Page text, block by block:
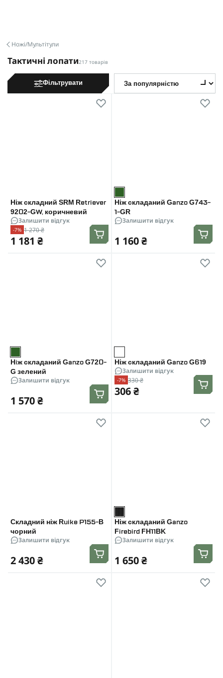
Ножі/Мультітули
Тактичні лопати217 товарів
Фільтрувати
Ніж складний SRM Retriever
9202-GW, коричневий
Залишити відгук
-7% 1 270 ₴
1 181 ₴
Ніж складаний Ganzo G743-
1-GR
Залишити відгук
1 160 ₴
Нiж складаний Ganzo G720-
G зелений
Залишити відгук
1 570 ₴
Ніж складаний Ganzo G619
Залишити відгук
-7% 330 ₴
306 ₴
Складний ніж Ruike P155-B
чорний
Залишити відгук
2 430 ₴
Ніж складаний Ganzo
Firebird FH11BK
Залишити відгук
1 650 ₴